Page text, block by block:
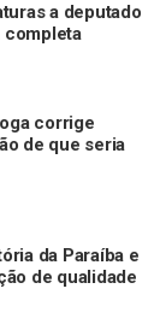
a deputado
completa
corrige
de que seria
da Paraíba e
de qualidade